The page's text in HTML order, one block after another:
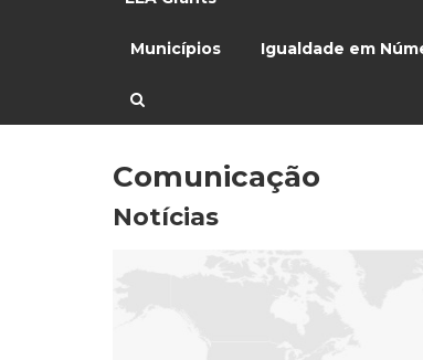
Municípios Igualdade em
Comunicação
Notícias